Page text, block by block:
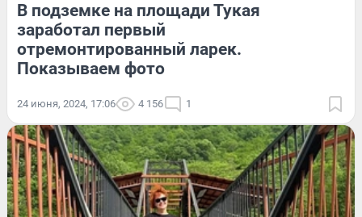
В подземке на площади Тукая
заработал первый
отремонтированный ларек.
Показываем фото
24 июня, 2024, 17:06 4 156 1